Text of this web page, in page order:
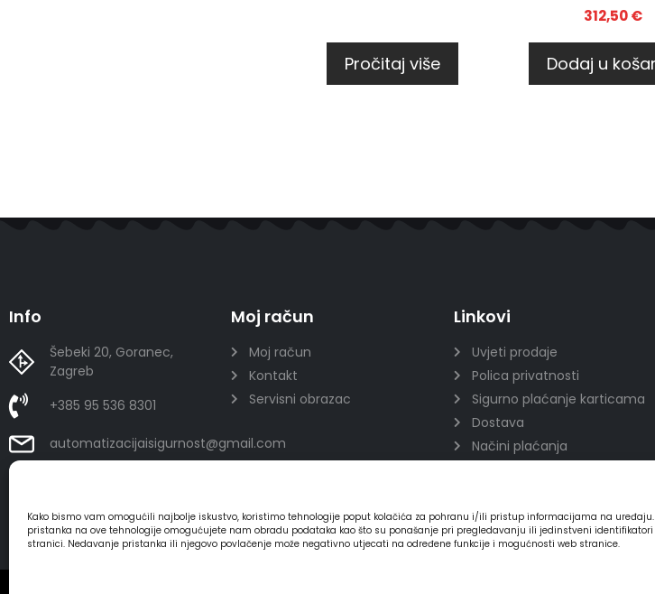
Kako bismo vam omogućili najbolje iskustvo, koristimo tehnologije poput kolačića za pohranu i/ili pristup informacijama na
pristanka na ove tehnologije omogućujete nam obradu podataka kao što su ponašanje pri pregledavanju ili jedinstveni identifikatori
stranici. Nedavanje pristanka ili njegovo povlačenje može negativno utjecati na određene funkcije i mogućnosti web stranice.
Pročitaj više
312,50€
Dodaj u
Info
Šebeki 20, Goranec,
Zagreb
+385 95 536 8301
automatizacijaisigurnost@gmail.com
Moj račun
Moj račun
Kontakt
Servisni obrazac
Linkovi
Uvjeti prodaje
Polica privatnosti
Sigurno plaćanje karticama
Dostava
Načini plaćanja